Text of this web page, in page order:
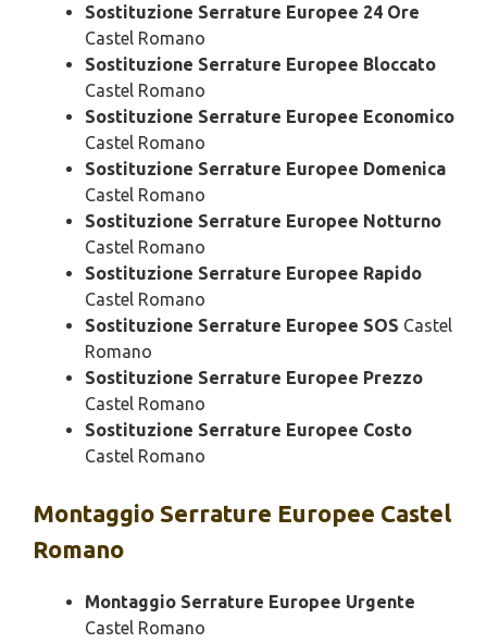
Sostituzione Serrature Europee 24 Ore
Castel Romano
Sostituzione Serrature Europee Bloccato
Castel Romano
Sostituzione Serrature Europee Economico
Castel Romano
Sostituzione Serrature Europee Domenica
Castel Romano
Sostituzione Serrature Europee Notturno
Castel Romano
Sostituzione Serrature Europee Rapido
Castel Romano
Sostituzione Serrature Europee SOS Castel
Romano
Sostituzione Serrature Europee Prezzo
Castel Romano
Sostituzione Serrature Europee Costo
Castel Romano
Montaggio Serrature Europee Castel
Romano
Montaggio Serrature Europee Urgente
Castel Romano